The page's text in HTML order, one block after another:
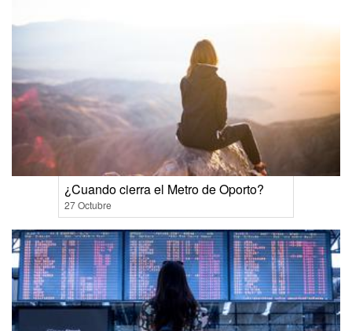
¿Cuando cierra el Metro de Oporto?
27 Octubre